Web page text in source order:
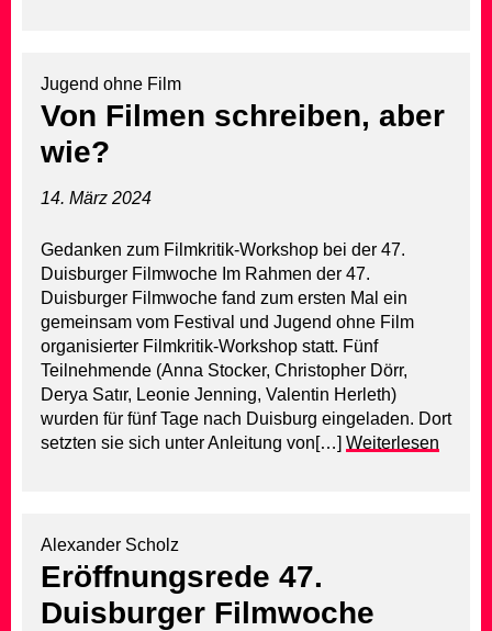
Jugend ohne Film
Von Filmen schreiben, aber
wie?
14. März 2024
Gedanken zum Filmkritik-Workshop bei der 47.
Duisburger Filmwoche Im Rahmen der 47.
Duisburger Filmwoche fand zum ersten Mal ein
gemeinsam vom Festival und Jugend ohne Film
organisierter Filmkritik-Workshop statt. Fünf
Teilnehmende (Anna Stocker, Christopher Dörr,
Derya Satır, Leonie Jenning, Valentin Herleth)
wurden für fünf Tage nach Duisburg eingeladen. Dort
setzten sie sich unter Anleitung von[…] Weiterlesen
Alexander Scholz
Eröffnungsrede 47.
Duisburger Filmwoche